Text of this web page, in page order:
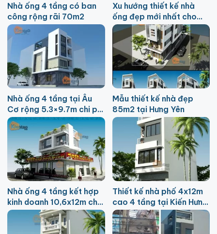
Nhà ống 4 tầng có ban
công rộng rãi 70m2
Xu hướng thiết kế nhà
ống đẹp mới nhất cho
năm 2026
Nhà ống 4 tầng tại Âu
Cơ rộng 5.3×9.7m chi phí
900 triệu
Mẫu thiết kế nhà đẹp
85m2 tại Hưng Yên
Nhà ống 4 tầng kết hợp
kinh doanh 10,6x12m chi
phí 2,2 tỷ
Thiết kế nhà phố 4x12m
cao 4 tầng tại Kiến Hưng,
Hà Đông